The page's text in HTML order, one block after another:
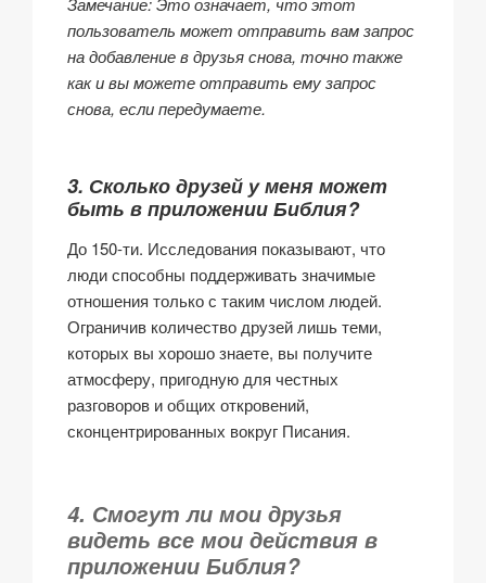
пользователь может отправить вам запрос
на добавление в друзья снова, точно также
как и вы можете отправить ему запрос
снова, если передумаете.
3. Сколько друзей у меня может
быть в приложении Библия?
До 150-ти. Исследования показывают, что
люди способны поддерживать значимые
отношения только с таким числом людей.
Ограничив количество друзей лишь теми,
которых вы хорошо знаете, вы получите
атмосферу, пригодную для честных
разговоров и общих откровений,
сконцентрированных вокруг Писания.
4. Смогут ли мои друзья
видеть все мои действия в
приложении Библия?